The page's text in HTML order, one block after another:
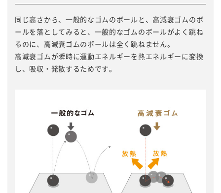
同じ高さから、一般的なゴムのボールと、高減衰ゴムのボ
ールを落としてみると、一般的なゴムのボールがよく跳ね
るのに、高減衰ゴムのボールは全く跳ねません。
高減衰ゴムが瞬時に運動エネルギーを熱エネルギーに変換
し、吸収・発散するためです。